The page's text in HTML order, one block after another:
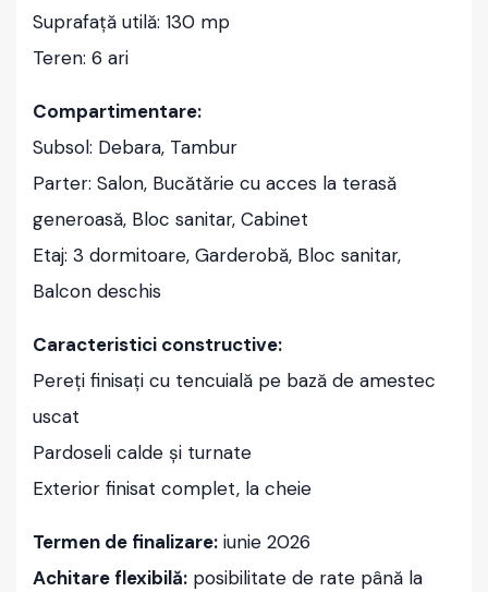
Suprafață utilă: 130 mp
Teren: 6 ari
Compartimentare:
Subsol: Debara, Tambur
Parter: Salon, Bucătărie cu acces la terasă
generoasă, Bloc sanitar, Cabinet
Etaj: 3 dormitoare, Garderobă, Bloc sanitar,
Balcon deschis
Caracteristici constructive:
Pereți finisați cu tencuială pe bază de amestec
uscat
Pardoseli calde și turnate
Exterior finisat complet, la cheie
Termen de finalizare: iunie 2026
Achitare flexibilă: posibilitate de rate până la